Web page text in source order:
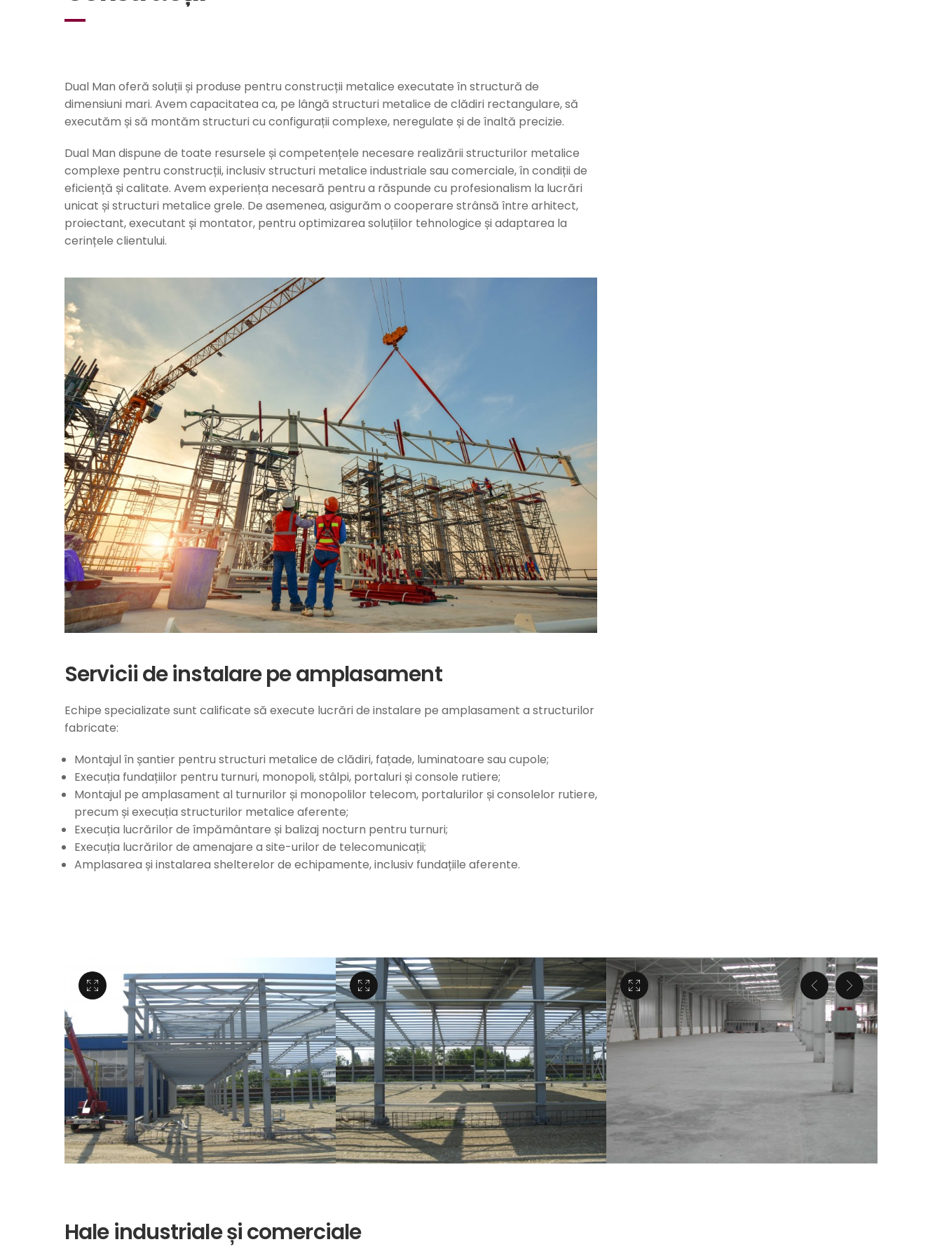
Dual Man oferă soluții și produse pentru construcții metalice executate în structură de
dimensiuni mari. Avem capacitatea ca, pe lângă structuri metalice de clădiri rectangulare, să
executăm și să montăm structuri cu configurații complexe, neregulate și de înaltă precizie.
Dual Man dispune de toate resursele și competențele necesare realizării structurilor metalice
complexe pentru construcții, inclusiv structuri metalice industriale sau comerciale, în condiții de
eficiență și calitate. Avem experiența necesară pentru a răspunde cu profesionalism la lucrări
unicat și structuri metalice grele. De asemenea, asigurăm o cooperare strânsă între arhitect,
proiectant, executant și montator, pentru optimizarea soluțiilor tehnologice și adaptarea la
cerințele clientului.
Servicii de instalare pe amplasament
Echipe specializate sunt calificate să execute lucrări de instalare pe amplasament a structurilor
fabricate:
Montajul în șantier pentru structuri metalice de clădiri, fațade, luminatoare sau cupole;
Execuția fundațiilor pentru turnuri, monopoli, stâlpi, portaluri și console rutiere;
Montajul pe amplasament al turnurilor și monopolilor telecom, portalurilor și consolelor rutiere,
precum și execuția structurilor metalice aferente;
Execuția lucrărilor de împământare și balizaj nocturn pentru turnuri;
Execuția lucrărilor de amenajare a site-urilor de telecomunicații;
Amplasarea și instalarea shelterelor de echipamente, inclusiv fundațiile aferente.
Hale industriale și comerciale